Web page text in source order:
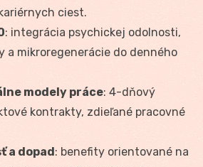
ciest.
: integrácia psychickej odolnosti,
a mikroregenerácie do denného
modely práce: 4-dňový
kontrakty, zdieľané pracovné
a dopad: benefity orientované na